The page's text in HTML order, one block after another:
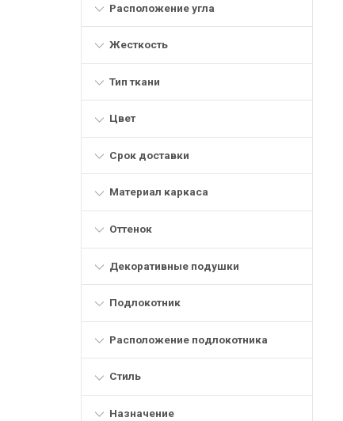
Расположение угла
Жесткость
Тип ткани
Цвет
Срок доставки
Материал каркаса
Оттенок
Декоративные подушки
Подлокотник
Расположение подлокотника
Стиль
Назначение